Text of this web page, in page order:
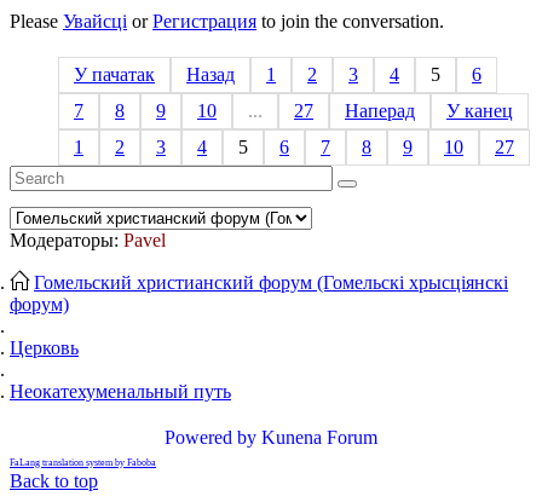
Please Увайсці orРегистрация to join the conversation.
У пачатак Назад 1 2 3 4 5
6
7
8 9 10 ... 27 Наперад
У канец
1
2 3 4 5 6 7 8 9 10 27
Модераторы: Pavel
Гомельский христианский форум (Гомельскі хрысціянскі
форум)
Церковь
Неокатехуменальный путь
Powered by Kunena Forum
FaLang translation system by Faboba
Back to top